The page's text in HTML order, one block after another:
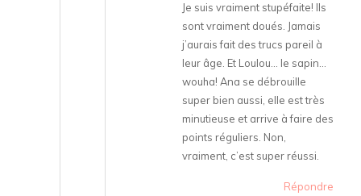
Je suis vraiment stupéfaite! Ils
sont vraiment doués. Jamais
j’aurais fait des trucs pareil à
leur âge. Et Loulou… le sapin…
wouha! Ana se débrouille
super bien aussi, elle est très
minutieuse et arrive à faire des
points réguliers. Non,
vraiment, c’est super réussi.
Répondre